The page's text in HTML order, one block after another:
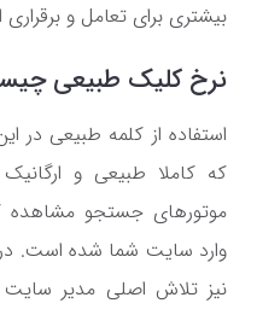
بیشتری برای تعامل و برقراری
نرخ کلیک طبیعی
استفاده از کلمه طبیعی در
که کاملا طبیعی و
موتورهای جستجو مشاهده
وارد سایت شما شده است.
نیز تلاش اصلی مدیر سایت